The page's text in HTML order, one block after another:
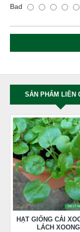
Bad
SẢN PHẨM LIÊN
HẠT GIỐNG CẢI
LÁCH